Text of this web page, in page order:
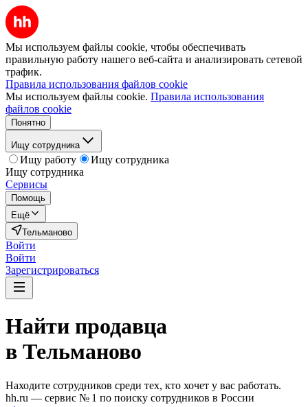
Мы используем файлы cookie, чтобы обеспечивать
правильную работу нашего веб-сайта и анализировать сетевой
трафик.
Правила использования файлов cookie
Мы используем файлы cookie. Правила использования
файлов cookie
Понятно
Ищу сотрудника
Ищу работу
Ищу сотрудника
Ищу сотрудника
Сервисы
Помощь
Ещё
Тельманово
Войти
Войти
Зарегистрироваться
Найти продавца
в Тельманово
Находите сотрудников среди тех, кто хочет у вас работать.
hh.ru — сервис № 1 по поиску сотрудников в России